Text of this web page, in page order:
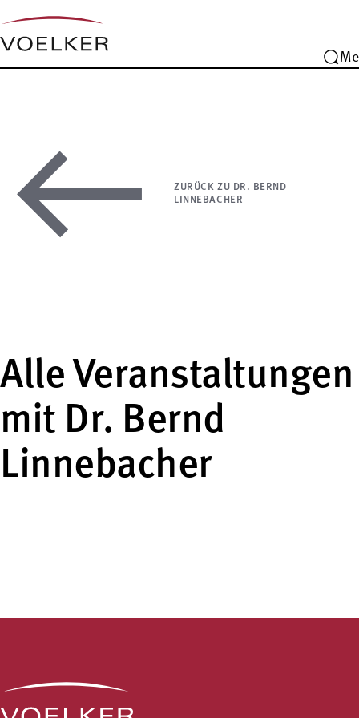
ZURÜCK ZU DR. BERND
LINNEBACHER
Alle Veranstaltungen
mit Dr. Bernd
Linnebacher